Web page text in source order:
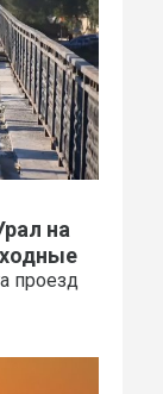
на
проезд